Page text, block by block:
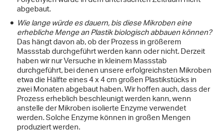
abgebaut.
Wie lange würde es dauern, bis diese Mikroben eine
erhebliche Menge an Plastik biologisch abbauen können?
Das hängt davon ab, ob der Prozess in größerem
Massstab durchgeführt werden kann oder nicht. Derzeit
haben wir nur Versuche in kleinem Massstab
durchgeführt, bei denen unsere erfolgreichsten Mikroben
etwa die Hälfte eines 4 x 4 cm großen Plastikstücks in
zwei Monaten abgebaut haben. Wir hoffen auch, dass der
Prozess erheblich beschleunigt werden kann, wenn
anstelle der Mikroben isolierte Enzyme verwendet
werden. Solche Enzyme können in großen Mengen
produziert werden.